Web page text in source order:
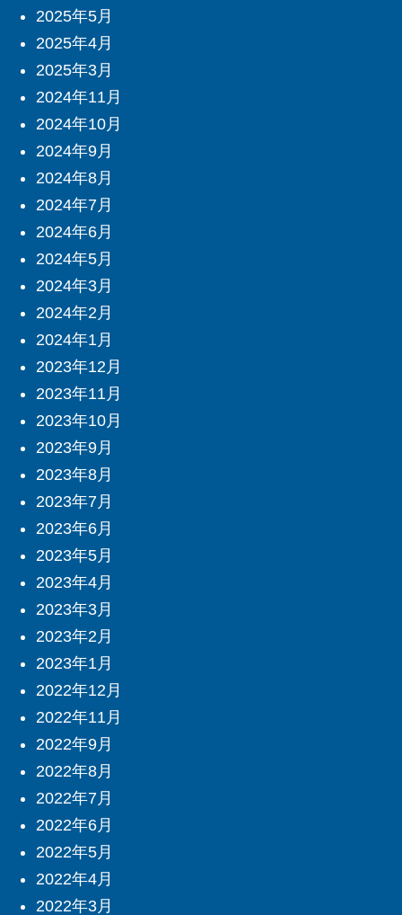
2025年5月
2025年4月
2025年3月
2024年11月
2024年10月
2024年9月
2024年8月
2024年7月
2024年6月
2024年5月
2024年3月
2024年2月
2024年1月
2023年12月
2023年11月
2023年10月
2023年9月
2023年8月
2023年7月
2023年6月
2023年5月
2023年4月
2023年3月
2023年2月
2023年1月
2022年12月
2022年11月
2022年9月
2022年8月
2022年7月
2022年6月
2022年5月
2022年4月
2022年3月